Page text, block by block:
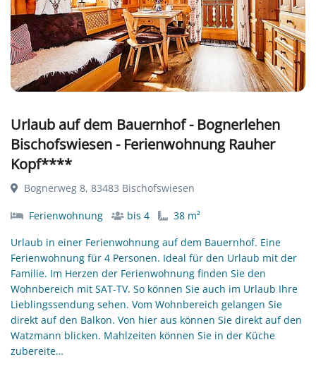
Urlaub auf dem Bauernhof - Bognerlehen
Bischofswiesen - Ferienwohnung Rauher
Kopf****
Bognerweg 8, 83483 Bischofswiesen
Ferienwohnung bis 4
38 m²
Urlaub in einer Ferienwohnung auf dem Bauernhof. Eine
Ferienwohnung für 4 Personen. Ideal für den Urlaub mit der
Familie. Im Herzen der Ferienwohnung finden Sie den
Wohnbereich mit SAT-TV. So können Sie auch im Urlaub Ihre
Lieblingssendung sehen. Vom Wohnbereich gelangen Sie
direkt auf den Balkon. Von hier aus können Sie direkt auf den
Watzmann blicken. Mahlzeiten können Sie in der Küche
zubereite…